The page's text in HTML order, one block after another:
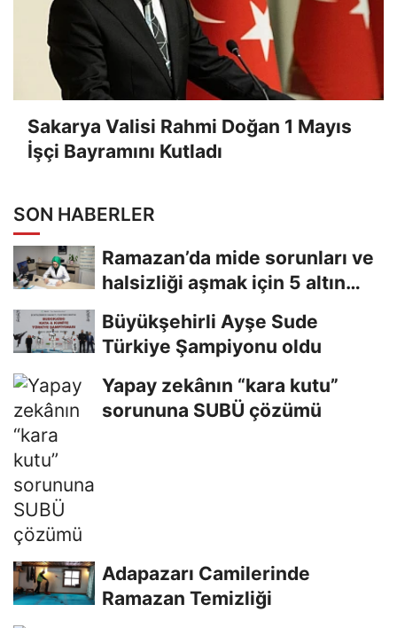
Sakarya Valisi Rahmi Doğan 1 Mayıs
İşçi Bayramını Kutladı
SON HABERLER
Ramazan’da mide sorunları ve
halsizliği aşmak için 5 altın
Büyükşehirli Ayşe Sude
Türkiye Şampiyonu oldu
Yapay zekânın “kara kutu”
sorununa SUBÜ çözümü
Adapazarı Camilerinde
Ramazan Temizliği